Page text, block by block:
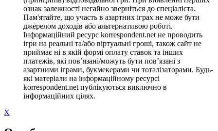
ознак залежності негайно зверніться до спеціаліста.
Пам'ятайте, що участь в азартних іграх не може бути
джерелом доходів або альтернативою роботі.
Інформаційний ресурс korrespondent.net не проводить
ігри на реальні та/або віртуальні гроші, також сайт не
приймає ні в якій формі оплату ставок та інших
платежів, які пов’язані/можуть бути пов’язані з
азартними іграми, букмекерами чи тоталізаторами. Будь-
які матеріали на інформаційному ресурсі
korrespondent.net публікуються виключно в
інформаційних цілях.
X